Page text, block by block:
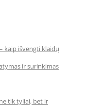
kaip išvengti klaidų
ir surinkimas
tik tyliai, bet ir